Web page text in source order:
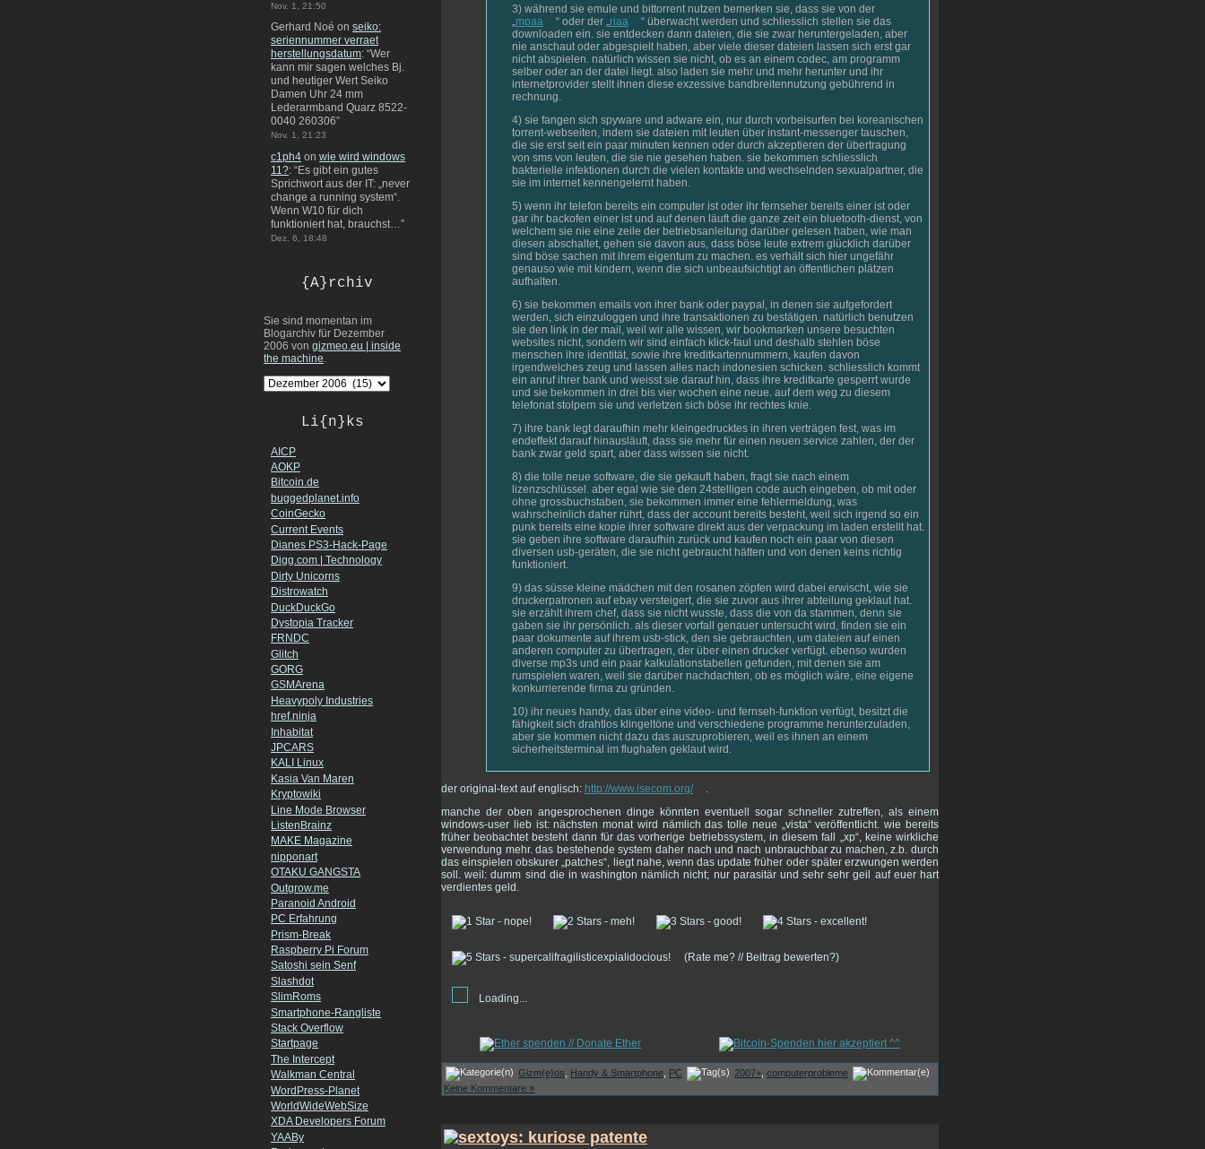
Nov. 1, 21:50
Gerhard Noé on seiko:
seriennummer verraet
herstellungsdatum: “Wer
kann mir sagen welches Bj.
und heutiger Wert Seiko
Damen Uhr 24 mm
Lederarmband Quarz 8522-
0040 260306”
Nov. 1, 21:23
c1ph4 on wie wird windows
11?: “Es gibt ein gutes
Sprichwort aus der IT: „never
change a running system“.
Wenn W10 für dich
funktioniert hat, brauchst…”
Dez. 6, 18:48
{A}rchiv
Sie sind momentan im
Blogarchiv für Dezember
2006 von gizmeo.eu | inside
the machine.
Li{n}ks
AICP
AOKP
Bitcoin.de
buggedplanet.info
CoinGecko
Current Events
Dianes PS3-Hack-Page
Digg.com | Technology
Dirty Unicorns
Distrowatch
DuckDuckGo
Dystopia Tracker
FRNDC
Glitch
GORG
GSMArena
Heavypoly Industries
href.ninja
Inhabitat
JPCARS
KALI Linux
Kasia Van Maren
Kryptowiki
Line Mode Browser
ListenBrainz
MAKE Magazine
nipponart
OTAKU GANGSTA
Outgrow.me
Paranoid Android
PC Erfahrung
Prism-Break
Raspberry Pi Forum
Satoshi sein Senf
Slashdot
SlimRoms
Smartphone-Rangliste
Stack Overflow
Startpage
The Intercept
Walkman Central
WordPress-Planet
WorldWideWebSize
XDA Developers Forum
YAABy
3) während sie emule und bittorrent nutzen bemerken sie, dass sie von der
mpaa “ oder der „ riaa
“ überwacht werden und schliesslich stellen sie das
downloaden ein. sie entdecken dann dateien, die sie zwar heruntergeladen, aber
nie anschaut oder abgespielt haben, aber viele dieser dateien lassen sich erst gar
nicht abspielen. natürlich wissen sie nicht, ob es an einem codec, am programm
selber oder an der datei liegt. also laden sie mehr und mehr herunter und ihr
internetprovider stellt ihnen diese exzessive bandbreitennutzung gebührend in
rechnung.
4) sie fangen sich spyware und adware ein, nur durch vorbeisurfen bei koreanischen
torrent-webseiten, indem sie dateien mit leuten über instant-messenger tauschen,
die sie erst seit ein paar minuten kennen oder durch akzeptieren der übertragung
von sms von leuten, die sie nie gesehen haben. sie bekommen schliesslich
bakterielle infektionen durch die vielen kontakte und wechselnden sexualpartner, die
sie im internet kennengelernt haben.
5) wenn ihr telefon bereits ein computer ist oder ihr fernseher bereits einer ist oder
gar ihr backofen einer ist und auf denen läuft die ganze zeit ein bluetooth-dienst, von
welchem sie nie eine zeile der betriebsanleitung darüber gelesen haben, wie man
diesen abschaltet, gehen sie davon aus, dass böse leute extrem glücklich darüber
sind böse sachen mit ihrem eigentum zu machen. es verhält sich hier ungefähr
genauso wie mit kindern, wenn die sich unbeaufsichtigt an öffentlichen plätzen
aufhalten.
6) sie bekommen emails von ihrer bank oder paypal, in denen sie aufgefordert
werden, sich einzuloggen und ihre transaktionen zu bestätigen. natürlich benutzen
sie den link in der mail, weil wir alle wissen, wir bookmarken unsere besuchten
websites nicht, sondern wir sind einfach klick-faul und deshalb stehlen böse
menschen ihre identität, sowie ihre kreditkartennummern, kaufen davon
irgendwelches zeug und lassen alles nach indonesien schicken. schliesslich kommt
ein anruf ihrer bank und weisst sie darauf hin, dass ihre kreditkarte gesperrt wurde
und sie bekommen in drei bis vier wochen eine neue. auf dem weg zu diesem
telefonat stolpern sie und verletzen sich böse ihr rechtes knie.
7) ihre bank legt daraufhin mehr kleingedrucktes in ihren verträgen fest, was im
endeffekt darauf hinausläuft, dass sie mehr für einen neuen service zahlen, der der
bank zwar geld spart, aber dass wissen sie nicht.
8) die tolle neue software, die sie gekauft haben, fragt sie nach einem
lizenzschlüssel. aber egal wie sie den 24stelligen code auch eingeben, ob mit oder
ohne grossbuchstaben, sie bekommen immer eine fehlermeldung, was
wahrscheinlich daher rührt, dass der account bereits besteht, weil sich irgend so ein
punk bereits eine kopie ihrer software direkt aus der verpackung im laden erstellt hat.
sie geben ihre software daraufhin zurück und kaufen noch ein paar von diesen
diversen usb-geräten, die sie nicht gebraucht hätten und von denen keins richtig
funktioniert.
9) das süsse kleine mädchen mit den rosanen zöpfen wird dabei erwischt, wie sie
druckerpatronen auf ebay versteigert, die sie zuvor aus ihrer abteilung geklaut hat.
sie erzählt ihrem chef, dass sie nicht wusste, dass die von da stammen, denn sie
gaben sie ihr persönlich. als dieser vorfall genauer untersucht wird, finden sie ein
paar dokumente auf ihrem usb-stick, den sie gebrauchten, um dateien auf einen
anderen computer zu übertragen, der über einen drucker verfügt. ebenso wurden
diverse mp3s und ein paar kalkulationstabellen gefunden, mit denen sie am
rumspielen waren, weil sie darüber nachdachten, ob es möglich wäre, eine eigene
konkurrierende firma zu gründen.
10) ihr neues handy, das über eine video- und fernseh-funktion verfügt, besitzt die
fähigkeit sich drahtlos klingeltöne und verschiedene programme herunterzuladen,
aber sie kommen nicht dazu das auszuprobieren, weil es ihnen an einem
sicherheitsterminal im flughafen geklaut wird.
der original-text auf englisch: http://www.isecom.org/
manche der oben angesprochenen dinge könnten eventuell sogar schneller zutreffen, als einem
windows-user lieb ist: nächsten monat wird nämlich das tolle neue „vista“ veröffentlicht. wie bereits
früher beobachtet besteht dann für das vorherige betriebssystem, in diesem fall „xp“, keine wirkliche
verwendung mehr. das bestehende system daher nach und nach unbrauchbar zu machen, z.b. durch
das einspielen obskurer „patches“, liegt nahe, wenn das update früher oder später erzwungen werden
soll. weil: dumm sind die in washington nämlich nicht; nur parasitär und sehr sehr geil auf euer hart
verdientes geld.
(Rate me? // Beitrag bewerten?)
Loading...
Gizm{e}os Handy & Smartphone PC 2007+ computerprobleme
Keine Kommentare »